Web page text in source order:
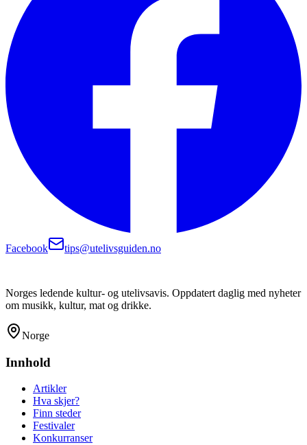
Facebook tips@utelivsguiden.no
Norges ledende kultur- og utelivsavis. Oppdatert daglig med nyheter
om musikk, kultur, mat og drikke.
Norge
Innhold
Artikler
Hva skjer?
Finn steder
Festivaler
Konkurranser